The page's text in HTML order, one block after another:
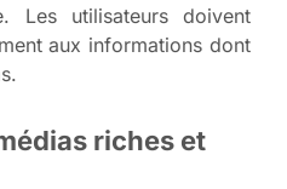
Les utilisateurs doivent
aux informations dont
riches et